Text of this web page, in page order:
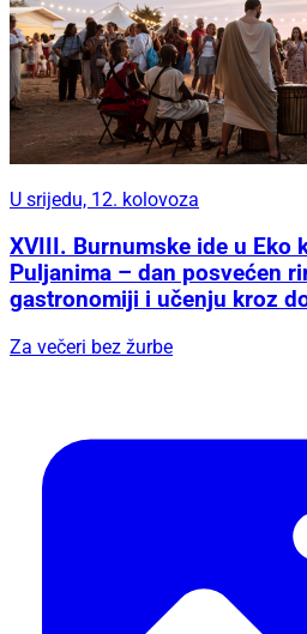
U srijedu, 12. kolovoza
XVIII. Burnumske ide u Eko
Puljanima – dan posvećen
gastronomiji i učenju kroz
Za večeri bez žurbe